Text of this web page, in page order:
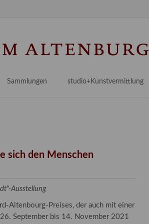
Sammlungen
Malerei 17.–19. Jh.
Restaurierung
studio+Kunstvermittlung
Angebote für Erwachsene
sich den Menschen
Ausstellung
Altenbourg-Preises, der auch mit einer
September bis 14. November 2021